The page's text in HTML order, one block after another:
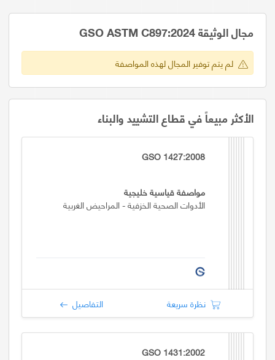
مجال الوثيقة GSO ASTM C897:2024
لم يتم توفير المجال لهذه المواصفة
الأكثر مبيعاً في قطاع التشييد والبناء
GSO 1427:2008
مواصفة قياسية خليجية
الأدوات الصحية الخزفية - المراحيض الغربية
نظرة سريعة التفاصيل
GSO 1431:2002